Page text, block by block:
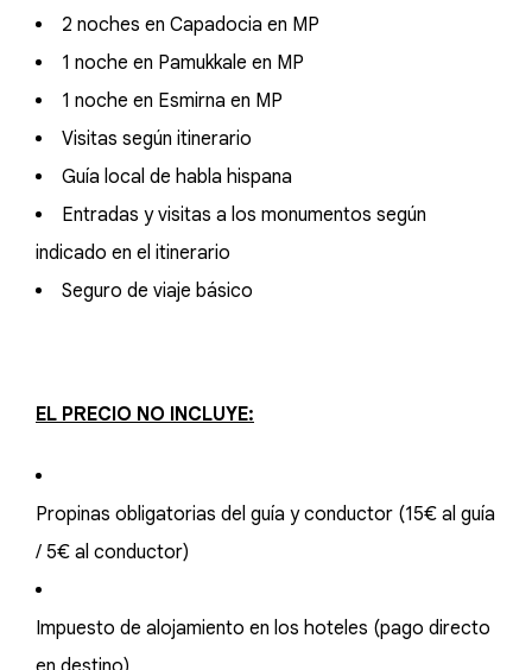
2 noches en Capadocia en MP
1 noche en Pamukkale en MP
1 noche en Esmirna en MP
Visitas según itinerario
Guía local de habla hispana
Entradas y visitas a los monumentos según
indicado en el itinerario
Seguro de viaje básico
EL PRECIO NO INCLUYE:
Propinas obligatorias del guía y conductor (15€ al guía
/ 5€ al conductor)
Impuesto de alojamiento en los hoteles (pago directo